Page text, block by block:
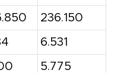
236.150
6.531
5.775